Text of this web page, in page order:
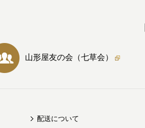
山形屋友の会 （七草会）
配送について